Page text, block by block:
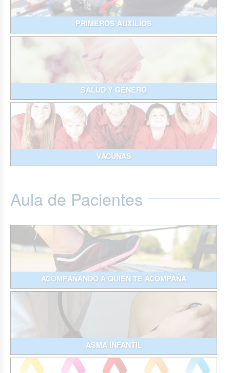
PRIMEROS AUXILIOS
SALUD Y GÉNERO
VACUNAS
Aula de Pacientes
ACOMPAÑANDO A QUIEN TE ACOMPAÑA
ASMA INFANTIL